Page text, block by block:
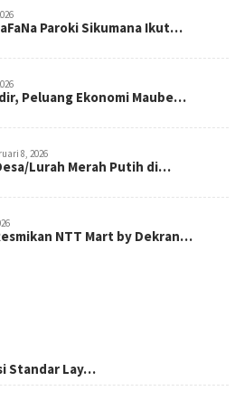
Paroki Sikumana Ikut…
Peluang Ekonomi Maube…
8, 2026
Lurah Merah Putih di…
NTT Mart by Dekran…
Standar Lay…